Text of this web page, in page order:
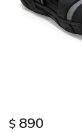
$ 890